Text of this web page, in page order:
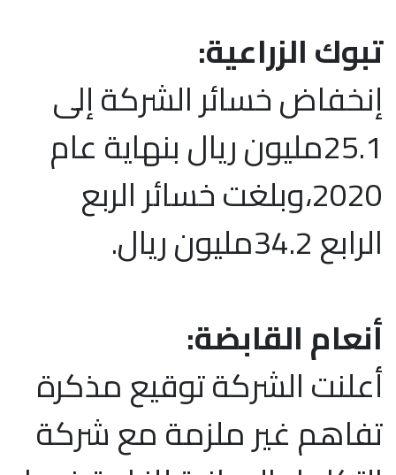
تبوك الزراعية:
إنخفاض خسائر الشركة إلى
25.1مليون ريال بنهاية عام
2020،وبلغت خسائر الربع
الرابع 34.2مليون ريال.
أنعام القابضة:
أعلنت الشركة توقيع مذكرة
تفاهم غير ملزمة مع شركة